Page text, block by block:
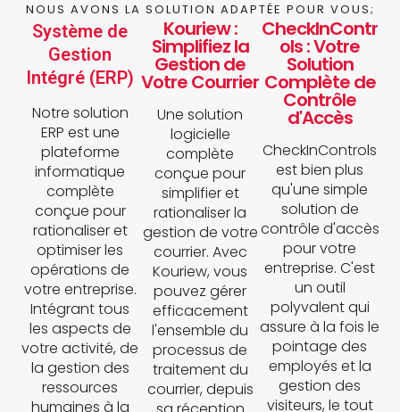
NOUS AVONS LA SOLUTION ADAPTÉE POUR VOUS;
Système de
Gestion
Intégré (ERP)
Notre solution
ERP est une
plateforme
informatique
complète
conçue pour
rationaliser et
optimiser les
opérations de
votre entreprise.
Intégrant tous
les aspects de
votre activité, de
la gestion des
ressources
humaines à la
Kouriew :
Simplifiez la
Gestion de
Votre Courrier
Une solution
logicielle
complète
conçue pour
simplifier et
rationaliser la
gestion de votre
courrier. Avec
Kouriew, vous
pouvez gérer
efficacement
l'ensemble du
processus de
traitement du
courrier, depuis
CheckInContr
ols : Votre
Solution
Complète de
Contrôle
d'Accès
CheckInControls
est bien plus
qu'une simple
solution de
contrôle d'accès
pour votre
entreprise. C'est
un outil
polyvalent qui
assure à la fois le
pointage des
employés et la
gestion des
visiteurs, le tout